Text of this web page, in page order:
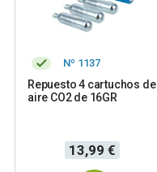
Nº 1137
Repuesto 4 cartuchos de
aire CO2 de 16GR
Precio
13,99 €